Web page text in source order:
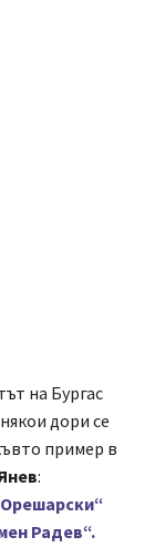
на Бургас
дори се
пример в
:
Радев“.